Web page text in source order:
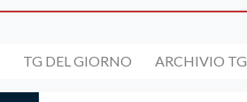
TG DEL GIORNO ARCHIVIO TG